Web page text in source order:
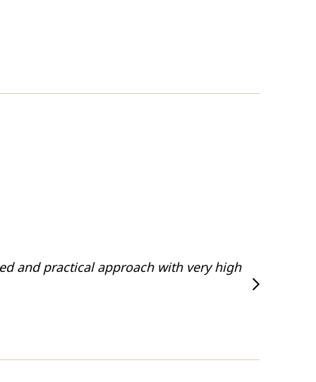
and practical approach with very high